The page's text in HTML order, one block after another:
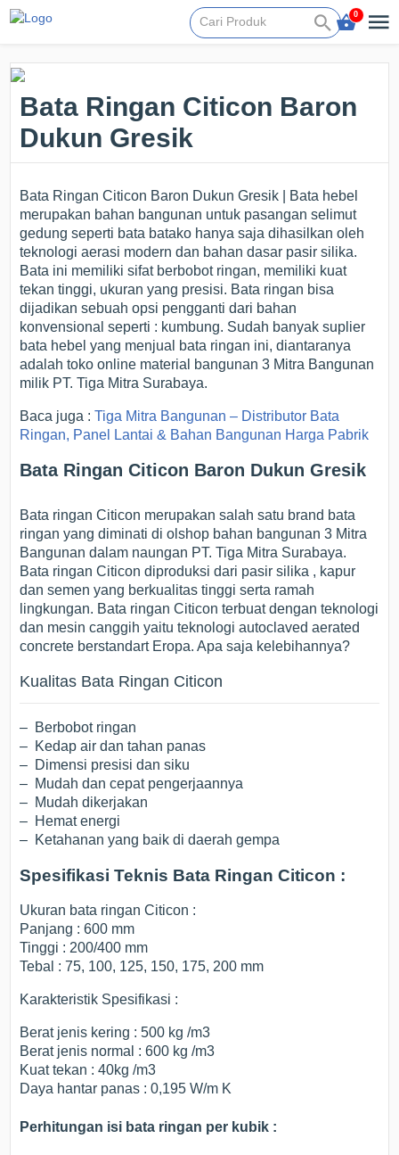
0
Bata Ringan Citicon Baron
Dukun Gresik
Bata Ringan Citicon Baron Dukun Gresik | Bata hebel
merupakan bahan bangunan untuk pasangan selimut
gedung seperti bata batako hanya saja dihasilkan oleh
teknologi aerasi modern dan bahan dasar pasir silika.
Bata ini memiliki sifat berbobot ringan, memiliki kuat
tekan tinggi, ukuran yang presisi. Bata ringan bisa
dijadikan sebuah opsi pengganti dari bahan
konvensional seperti : kumbung. Sudah banyak suplier
bata hebel yang menjual bata ringan ini, diantaranya
adalah toko online material bangunan 3 Mitra Bangunan
milik PT. Tiga Mitra Surabaya.
Baca juga :Tiga Mitra Bangunan – Distributor Bata
Ringan, Panel Lantai & Bahan Bangunan Harga Pabrik
Bata Ringan Citicon Baron Dukun Gresik
Bata ringan Citicon merupakan salah satu brand bata
ringan yang diminati di olshop bahan bangunan 3 Mitra
Bangunan dalam naungan PT. Tiga Mitra Surabaya.
Bata ringan Citicon diproduksi dari pasir silika , kapur
dan semen yang berkualitas tinggi serta ramah
lingkungan. Bata ringan Citicon terbuat dengan teknologi
dan mesin canggih yaitu teknologi autoclaved aerated
concrete berstandart Eropa. Apa saja kelebihannya?
Kualitas Bata Ringan Citicon
– Berbobot ringan
– Kedap air dan tahan panas
– Dimensi presisi dan siku
– Mudah dan cepat pengerjaannya
– Mudah dikerjakan
– Hemat energi
– Ketahanan yang baik di daerah gempa
Spesifikasi Teknis Bata Ringan Citicon :
Ukuran bata ringan Citicon :
Panjang : 600 mm
Tinggi : 200/400 mm
Tebal : 75, 100, 125, 150, 175, 200 mm
Karakteristik Spesifikasi :
Berat jenis kering : 500 kg /m3
Berat jenis normal : 600 kg /m3
Kuat tekan : 40kg /m3
Daya hantar panas : 0,195 W/m K
Perhitungan isi bata ringan per kubik :